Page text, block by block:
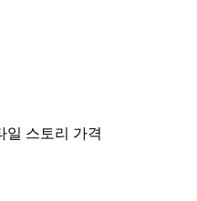
일 스토리 가격